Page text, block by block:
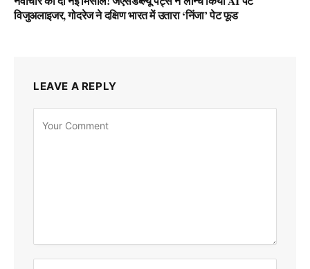
विजुअलाइजर, गोदरेज ने दक्षिण भारत में उतारा ‘निंजा’ पेट फूड
LEAVE A REPLY